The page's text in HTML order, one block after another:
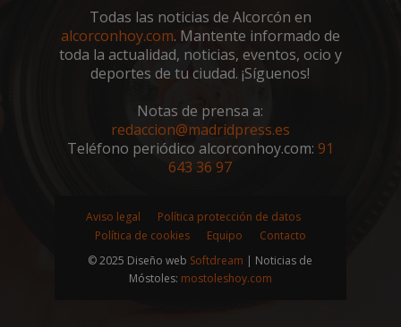
Todas las noticias de Alcorcón en
alcorconhoy.com. Mantente informado de
toda la actualidad, noticias, eventos, ocio y
deportes de tu ciudad. ¡Síguenos!
Notas de prensa a:
redaccion@madridpress.es
Teléfono periódico alcorconhoy.com: 91
643 36 97
Aviso legal
Política protección de datos
Política de cookies
Equipo
Contacto
© 2025 Diseño web Softdream | Noticias de
Móstoles: mostoleshoy.com
.twitter.com
CookieScriptConsent